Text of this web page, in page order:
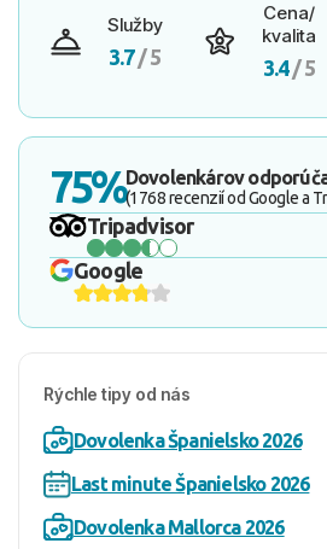
Služby
3.7/ 5
Cena/
kvalita
3.4/ 5
75%Dovolenkárov
(1768 recenzií od Google a
Tripadvisor
Google
Rýchle tipy od nás
Dovolenka Španielsko 2026
Last minute Španielsko 2026
Dovolenka Mallorca 2026